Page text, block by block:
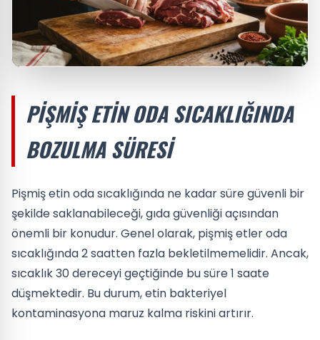
PIŞMIŞ ETIN ODA SICAKLIĞINDA
BOZULMA SÜRESI
Pişmiş etin oda sıcaklığında ne kadar süre güvenli bir
şekilde saklanabileceği, gıda güvenliği açısından
önemli bir konudur. Genel olarak, pişmiş etler oda
sıcaklığında 2 saatten fazla bekletilmemelidir. Ancak,
sıcaklık 30 dereceyi geçtiğinde bu süre 1 saate
düşmektedir. Bu durum, etin bakteriyel
kontaminasyona maruz kalma riskini artırır.